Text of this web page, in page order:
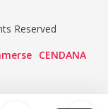
Reserved
CENDANA